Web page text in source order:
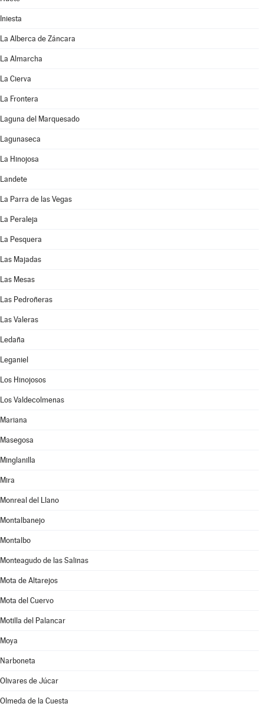
Iniesta
La Alberca de Záncara
La Almarcha
La Cierva
La Frontera
Laguna del Marquesado
Lagunaseca
La Hinojosa
Landete
La Parra de las Vegas
La Peraleja
La Pesquera
Las Majadas
Las Mesas
Las Pedroñeras
Las Valeras
Ledaña
Leganiel
Los Hinojosos
Los Valdecolmenas
Mariana
Masegosa
Minglanilla
Mira
Monreal del Llano
Montalbanejo
Montalbo
Monteagudo de las Salinas
Mota de Altarejos
Mota del Cuervo
Motilla del Palancar
Moya
Narboneta
Olivares de Júcar
Olmeda de la Cuesta